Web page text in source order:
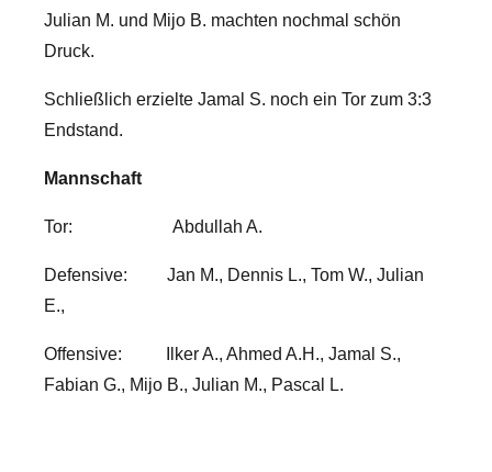
Julian M. und Mijo B. machten nochmal schön
Druck.
Schließlich erzielte Jamal S. noch ein Tor zum 3:3
Endstand.
Mannschaft
Tor: Abdullah A.
Defensive: Jan M., Dennis L., Tom W., Julian
E.,
Offensive: Ilker A., Ahmed A.H., Jamal S.,
Fabian G., Mijo B., Julian M., Pascal L.